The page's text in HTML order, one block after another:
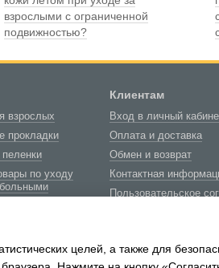
взрослыми с ограниченной
подвижностью?
взрослых
прокладки
по уходу
Клиентам
Вход в личный
Оплата и доставка
Обмен и возврат
Контактная
Пользовательское
целей, а также для